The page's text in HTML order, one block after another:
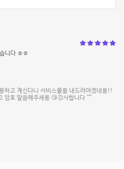
니다 ㅎㅎ
하고 계신다니 서비스쭐을 내드려야겠네용!!
암호 말씀해주세용 😘감사합니다 ^^